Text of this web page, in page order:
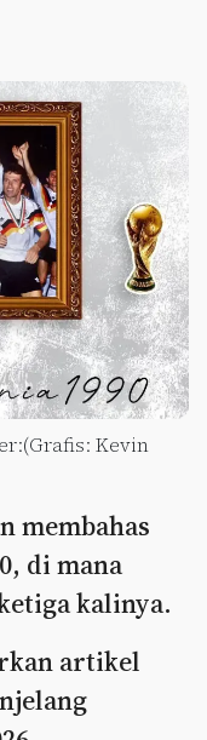
Kevin
membahas
di mana
kalinya.
artikel